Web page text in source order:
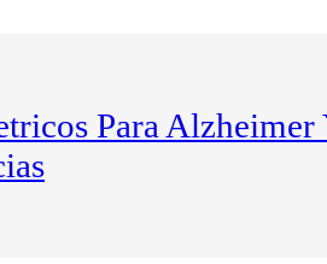
Para Alzheimer